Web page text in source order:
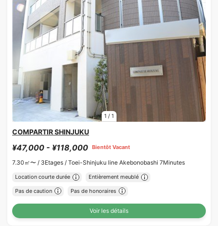
1 / 1
COMPARTIR SHINJUKU
¥47,000 - ¥118,000 Bientôt Vacant
7.30㎡〜 / 3Etages / Toei-Shinjuku line Akebonobashi 7Minutes
Location courte durée Entièrement meublé
Pas de caution Pas de honoraires
Voir les détails